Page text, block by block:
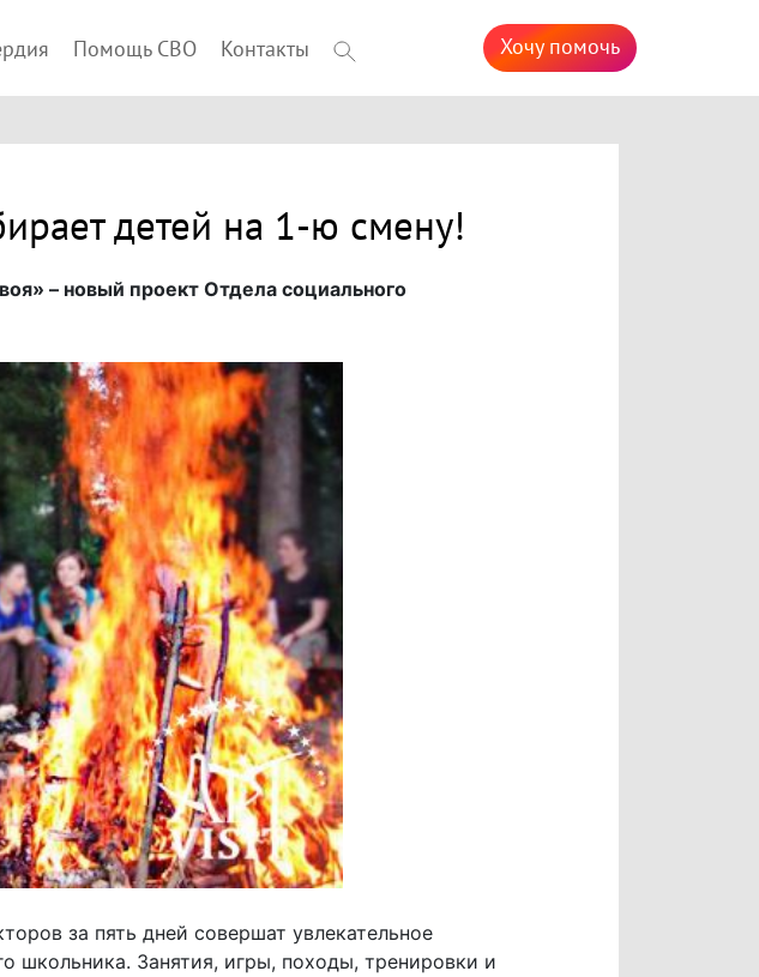
Помощь СВО Контакты Хочу помочь
детей на 1-ю смену!
– новый проект Отдела социального
за пять дней совершат увлекательное
школьника. Занятия, игры, походы, тренировки и